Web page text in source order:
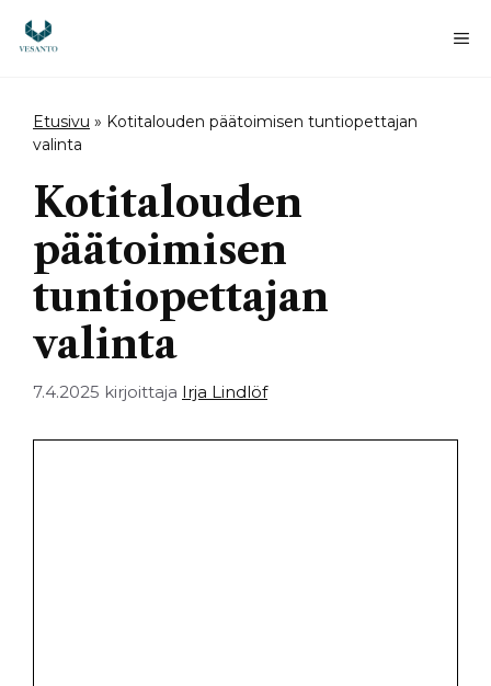
sisältöön
Etusivu » Kotitalouden päätoimisen tuntiopettajan
valinta
Kotitalouden
päätoimisen
tuntiopettajan
valinta
7.4.2025 kirjoittaja Irja Lindlöf